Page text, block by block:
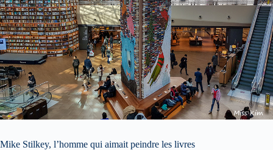
Mike Stilkey, l’homme qui aimait peindre les livres